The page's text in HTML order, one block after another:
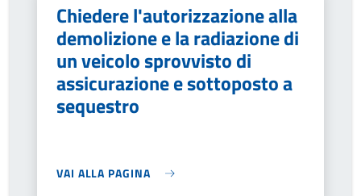
Chiedere l'autorizzazione alla
demolizione e la radiazione di
un veicolo sprovvisto di
assicurazione e sottoposto a
sequestro
VAI ALLA PAGINA